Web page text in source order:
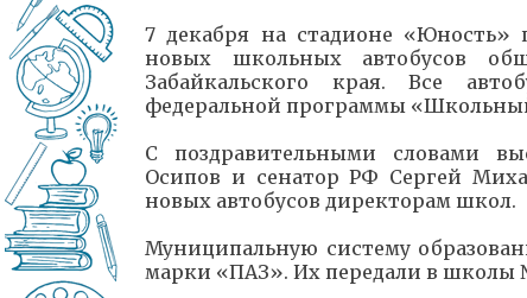
7 декабря на стадионе «Юность»
новых школьных автобусов
Забайкальского края. Все
федеральной программы
С поздравительными словами
Осипов и сенатор РФ Сергей
новых автобусов директорам школ.
Муниципальную систему
марки «ПАЗ». Их передали в